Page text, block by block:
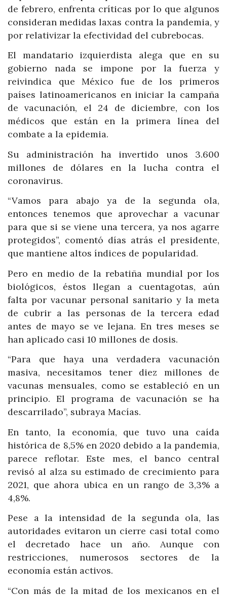
de febrero, enfrenta críticas por lo que algunos
consideran medidas laxas contra la pandemia, y
por relativizar la efectividad del cubrebocas.
El mandatario izquierdista alega que en su
gobierno nada se impone por la fuerza y
reivindica que México fue de los primeros
países latinoamericanos en iniciar la campaña
de vacunación, el 24 de diciembre, con los
médicos que están en la primera línea del
combate a la epidemia.
Su administración ha invertido unos 3.600
millones de dólares en la lucha contra el
coronavirus.
“Vamos para abajo ya de la segunda ola,
entonces tenemos que aprovechar a vacunar
para que si se viene una tercera, ya nos agarre
protegidos”, comentó días atrás el presidente,
que mantiene altos índices de popularidad.
Pero en medio de la rebatiña mundial por los
biológicos, éstos llegan a cuentagotas, aún
falta por vacunar personal sanitario y la meta
de cubrir a las personas de la tercera edad
antes de mayo se ve lejana. En tres meses se
han aplicado casi 10 millones de dosis.
“Para que haya una verdadera vacunación
masiva, necesitamos tener diez millones de
vacunas mensuales, como se estableció en un
principio. El programa de vacunación se ha
descarrilado”, subraya Macías.
En tanto, la economía, que tuvo una caída
histórica de 8,5% en 2020 debido a la pandemia,
parece reflotar. Este mes, el banco central
revisó al alza su estimado de crecimiento para
2021, que ahora ubica en un rango de 3,3% a
4,8%.
Pese a la intensidad de la segunda ola, las
autoridades evitaron un cierre casi total como
el decretado hace un año. Aunque con
restricciones, numerosos sectores de la
economía están activos.
“Con más de la mitad de los mexicanos en el